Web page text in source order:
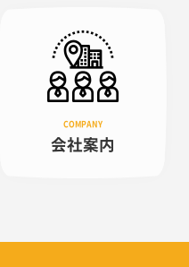
会社案内